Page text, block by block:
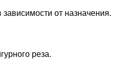
от назначения.
реза.